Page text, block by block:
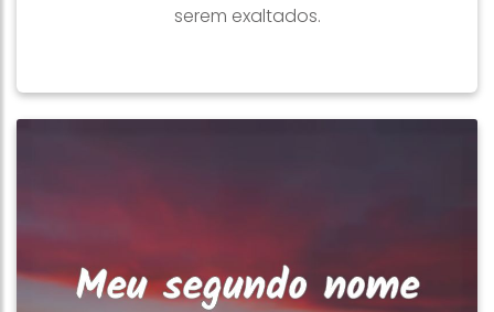
serem exaltados.